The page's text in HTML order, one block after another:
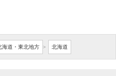
海道・東北地方 > 北海道